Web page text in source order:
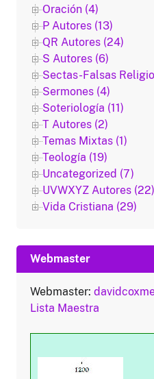
Oración (4)
P Autores (13)
QR Autores (24)
S Autores (6)
Sectas-Falsas
Sermones (4)
Soteriología (11)
T Autores (2)
Temas Mixtas (1)
Teología (19)
Uncategorized (7)
UVWXYZ Autores (22)
Vida Cristiana (29)
Webmaster
Webmaster:
Lista Maestra